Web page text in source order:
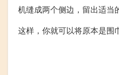
机缝成两个侧边，留出适当
这样，你就可以将原本是围